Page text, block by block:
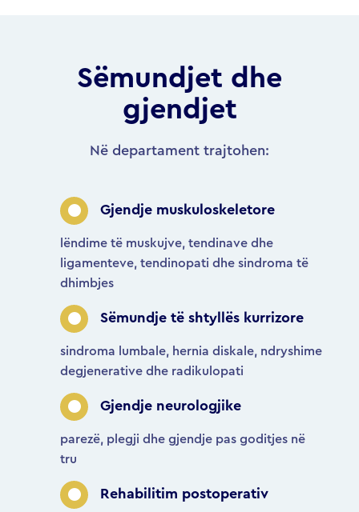
Sëmundjet dhe
gjendjet
Në departament trajtohen:
Gjendje muskuloskeletore
lëndime të muskujve, tendinave dhe
ligamenteve, tendinopati dhe sindroma të
dhimbjes
Sëmundje të shtyllës kurrizore
sindroma lumbale, hernia diskale, ndryshime
degjenerative dhe radikulopati
Gjendje neurologjike
parezë, plegji dhe gjendje pas goditjes në
tru
Rehabilitim postoperativ